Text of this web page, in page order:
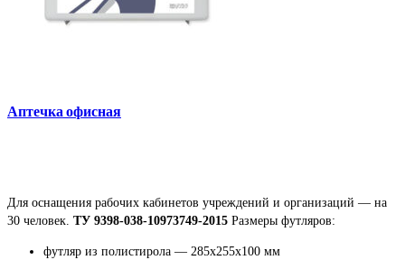
Аптечка офисная
Для оснащения рабочих кабинетов учреждений и организаций — на
30 человек. ТУ 9398-038-10973749-2015 Размеры футляров:
футляр из полистирола — 285x255x100 мм